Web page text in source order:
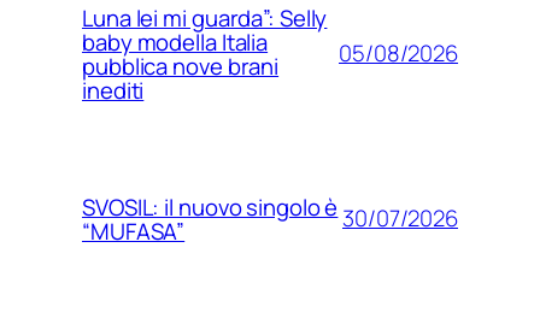
Luna lei mi guarda”: Selly
baby modella Italia
pubblica nove brani
inediti
05/08/2026
SVOSIL: il nuovo singolo è
“MUFASA” 30/07/2026